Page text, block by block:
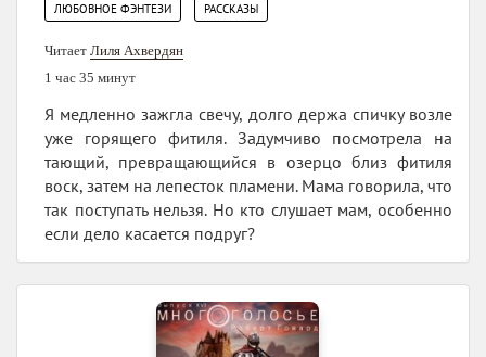
ЛЮБОВНОЕ ФЭНТЕЗИ РАССКАЗЫ
Читает Лиля Ахвердян
1 час 35 минут
Я медленно зажгла свечу, долго держа спичку возле
уже горящего фитиля. Задумчиво посмотрела на
тающий, превращающийся в озерцо близ фитиля
воск, затем на лепесток пламени. Мама говорила, что
так поступать нельзя. Но кто слушает мам, особенно
если дело касается подруг?